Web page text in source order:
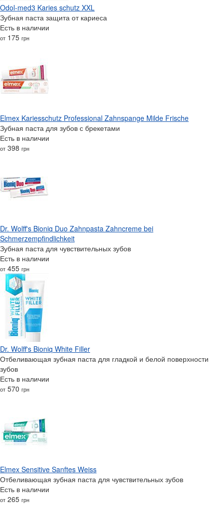
Odol-med3 Karies schutz XXL
Зубная паста защита от кариеса
Есть в наличии
от 175 грн
Elmex Kariesschutz Professional Zahnspange Milde Frische
Зубная паста для зубов с брекетами
Есть в наличии
от 398 грн
Dr. Wolff's Bioniq Duo Zahnpasta Zahncreme bei
Schmerzempfindlichkeit
Зубная паста для чувствительных зубов
Есть в наличии
от 455 грн
Dr. Wolff's Bioniq White Filler
Отбеливающая зубная паста для гладкой и белой поверхности
зубов
Есть в наличии
от 570 грн
Elmex Sensitive Sanftes Weiss
Отбеливающая зубная паста для чувствительных зубов
Есть в наличии
от 265 грн